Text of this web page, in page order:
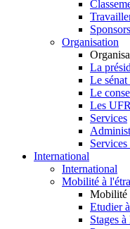
Organisation
La
Le
Le
Les
Services
Services
International
International
Mobilité à
Mobilité
Etudier
Stages